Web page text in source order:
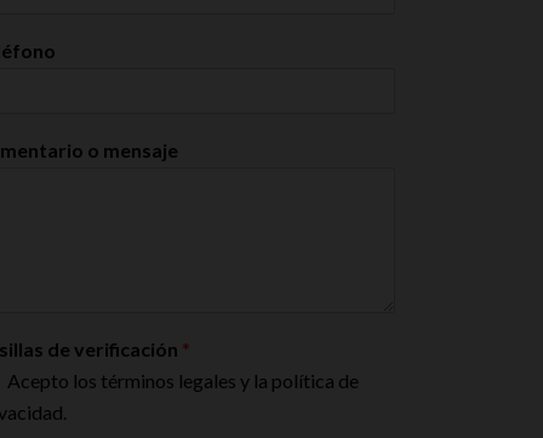
o mensaje
de verificación *
Acepto los términos legales y la política de